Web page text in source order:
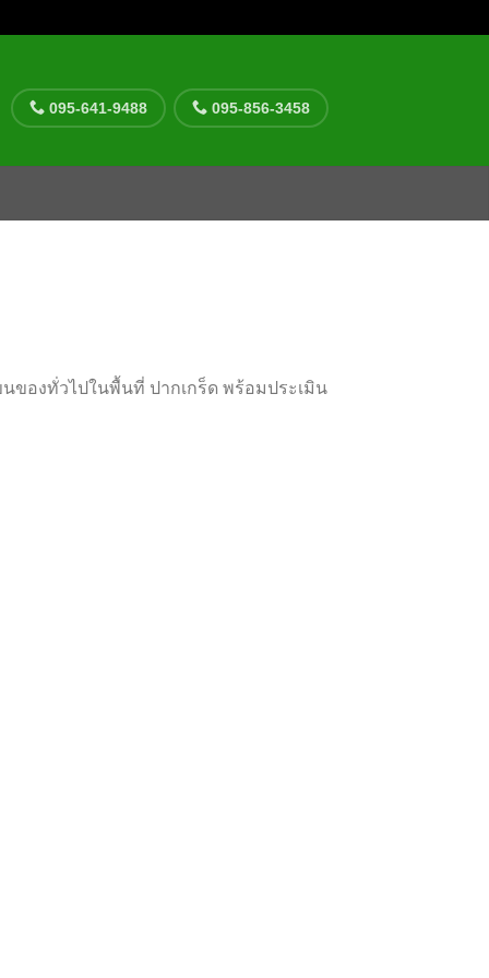
095-641-9488 095-856-3458
ของทั่วไปในพื้นที่ ปากเกร็ด พร้อมประเมิน